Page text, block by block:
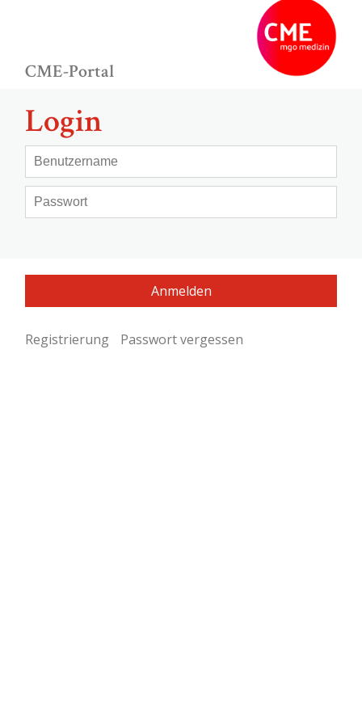
CME-Portal
Login
Registrierung Passwort vergessen